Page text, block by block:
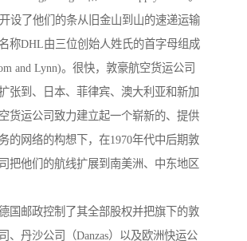
设了他们的条从旧金山到山的速递运输
称DHL由三位创始人姓氏的首字母组成
and Lynn)。很快，敦豪航空货运公司
张到、日本、菲律宾、澳大利亚和新加
货运公司致力建立起一个崭新的、提供
的网络的构想下，在1970年代中后期敦
把他们的航线扩展到南美洲、中东地区
国邮政控制了其全部股权并把旗下的敦
、丹沙公司（Danzas）以及欧洲快运公